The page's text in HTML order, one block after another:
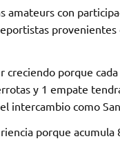
amateurs con
porque
y 1 empate
intercambio como
porque